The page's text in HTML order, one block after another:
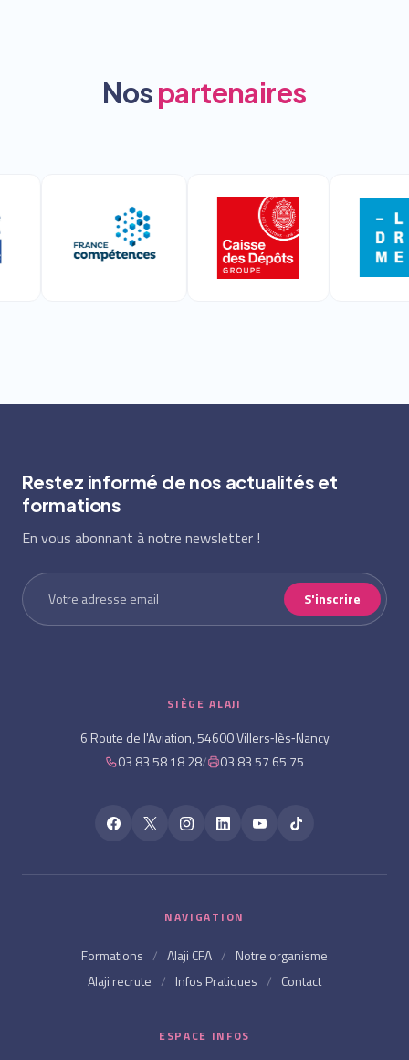
Nospartenaires
Restez informé de nos actualités et
formations
En vous abonnant à notre newsletter !
S'inscrire
SIÈGE ALAJI
6 Route de l'Aviation, 54600 Villers‑lès‑Nancy
03 83 58 18 28/ 03 83 57 65 75
NAVIGATION
Formations / Alaji CFA / Notre organisme
Alaji recrute / Infos Pratiques / Contact
ESPACE INFOS